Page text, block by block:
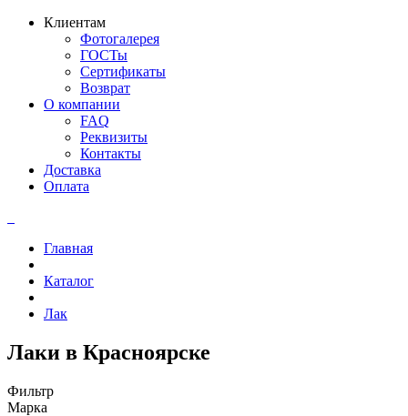
Клиентам
Фотогалерея
ГОСТы
Сертификаты
Возврат
О компании
FAQ
Реквизиты
Контакты
Доставка
Оплата
Главная
Каталог
Лак
Лаки в Красноярске
Фильтр
Марка